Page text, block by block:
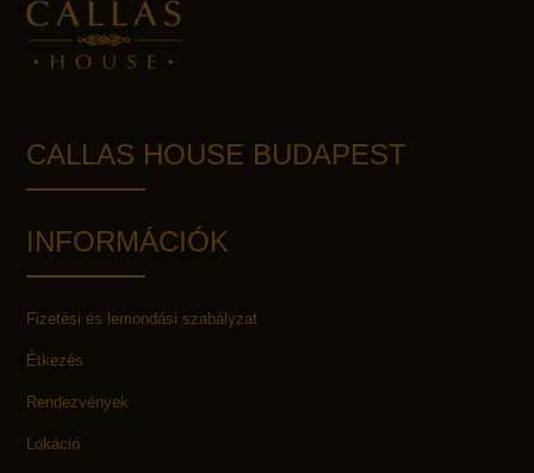
CALLAS HOUSE BUDAPEST
INFORMÁCIÓK
Fizetési és lemondási szabályzat
Étkezés
Rendezvények
Lokáció